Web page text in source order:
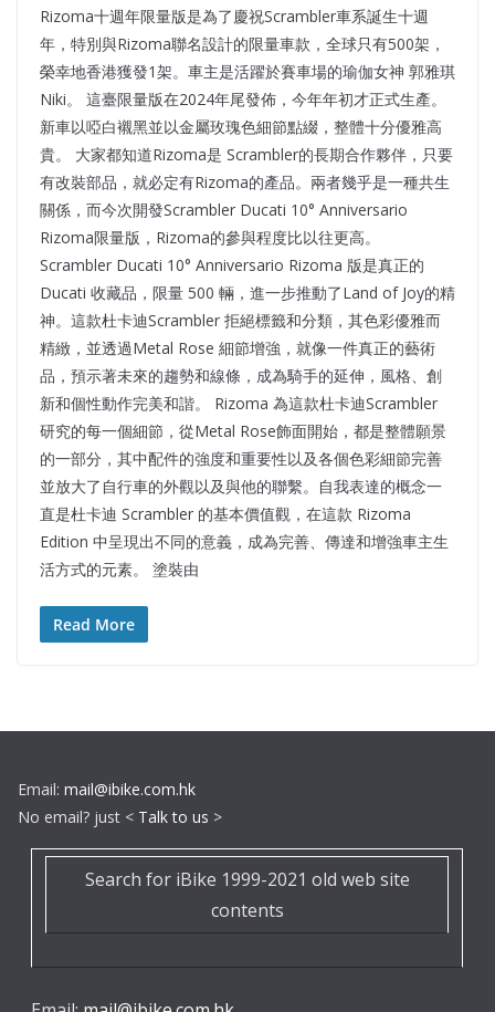
Rizoma十週年限量版是為了慶祝Scrambler車系誕生十週
年，特別與Rizoma聯名設計的限量車款，全球只有500架，
榮幸地香港獲發1架。車主是活躍於賽車場的瑜伽女神 郭雅琪
Niki。 這臺限量版在2024年尾發佈，今年年初才正式生產。
新車以啞白襯黑並以金屬玫瑰色細節點綴，整體十分優雅高
貴。 大家都知道Rizoma是 Scrambler的長期合作夥伴，只要
有改裝部品，就必定有Rizoma的產品。兩者幾乎是一種共生
關係，而今次開發Scrambler Ducati 10° Anniversario
Rizoma限量版，Rizoma的參與程度比以往更高。
Scrambler Ducati 10° Anniversario Rizoma 版是真正的
Ducati 收藏品，限量 500 輛，進一步推動了Land of Joy的精
神。這款杜卡迪Scrambler 拒絕標籤和分類，其色彩優雅而
精緻，並透過Metal Rose 細節增強，就像一件真正的藝術
品，預示著未來的趨勢和線條，成為騎手的延伸，風格、創
新和個性動作完美和諧。 Rizoma 為這款杜卡迪Scrambler
研究的每一個細節，從Metal Rose飾面開始，都是整體願景
的一部分，其中配件的強度和重要性以及各個色彩細節完善
並放大了自行車的外觀以及與他的聯繫。自我表達的概念一
直是杜卡迪 Scrambler 的基本價值觀，在這款 Rizoma
Edition 中呈現出不同的意義，成為完善、傳達和增強車主生
活方式的元素。 塗裝由
Read More
Email: mail@ibike.com.hk
No email? just < Talk to us >
Search for iBike 1999-2021 old web site
contents